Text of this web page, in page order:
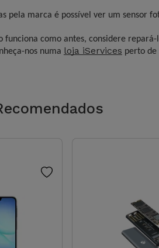
pela marca é possível ver um sensor
funciona como antes, considere
nos numa loja iServices perto de